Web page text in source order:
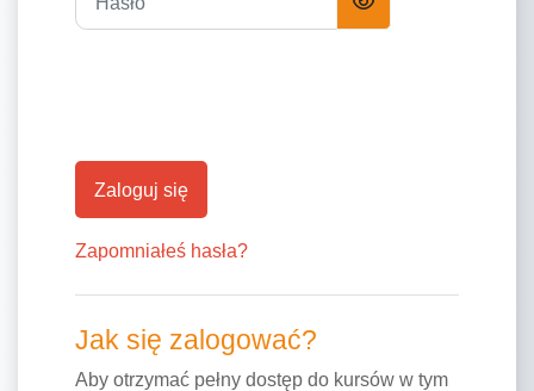
Zaloguj się
Zapomniałeś hasła?
Jak się zalogować?
Aby otrzymać pełny dostęp do kursów w tym